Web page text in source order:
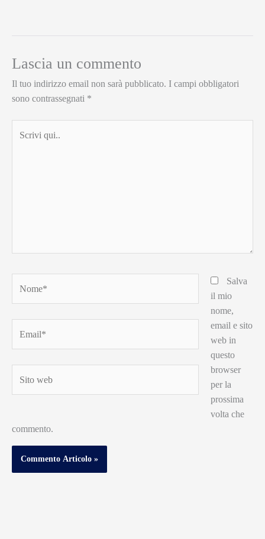
Lascia un commento
Il tuo indirizzo email non sarà pubblicato. I campi obbligatori
sono contrassegnati *
qui..
web
Salva
il mio
nome,
email e sito
web in
questo
browser
per la
prossima
volta che
commento.